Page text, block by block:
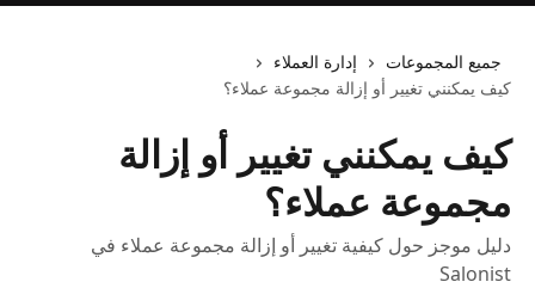
جميع المجموعات
إدارة العملاء
كيف يمكنني تغيير أو إزالة مجموعة عملاء؟
كيف يمكنني تغيير أو إزالة
مجموعة عملاء؟
دليل موجز حول كيفية تغيير أو إزالة مجموعة عملاء في
Salonist